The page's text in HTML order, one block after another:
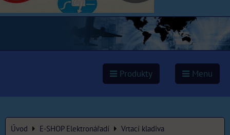
Produkty Menu
Úvod E-SHOP Elektronářadí Vrtací kladiva